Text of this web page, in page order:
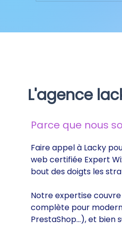
L'agence
Parce que nous
Faire appel à Lacky
web certifiée Expert
bout des doigts les
Notre expertise
complète pour
PrestaShop...), et